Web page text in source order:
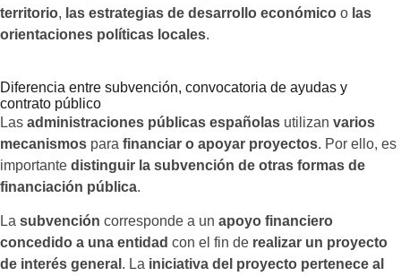
territorio, las estrategias de desarrollo económico o las
orientaciones políticas locales.
Diferencia entre subvención, convocatoria de ayudas y
contrato público
Las administraciones públicas españolas utilizan varios
mecanismos para financiar o apoyar proyectos. Por ello, es
importante distinguir la subvención de otras formas de
financiación pública.
La subvención corresponde a un apoyo financiero
concedido a una entidad con el fin de realizar un proyecto
de interés general . La iniciativa del proyecto pertenece al